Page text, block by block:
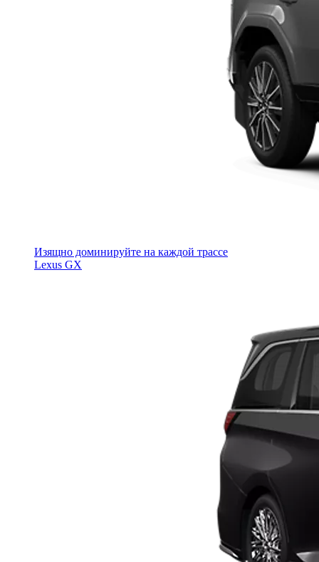
Изящно доминируйте на каждой трассе
Lexus GX